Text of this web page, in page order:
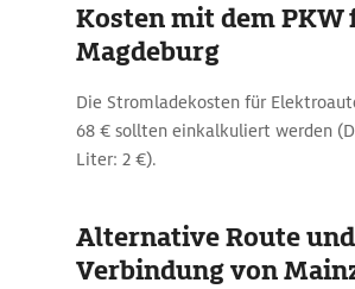
Kosten mit dem PKW
Magdeburg
Die Stromladekosten für
68 € sollten einkalkuliert werden
Liter: 2 €).
Alternative Route
Verbindung von